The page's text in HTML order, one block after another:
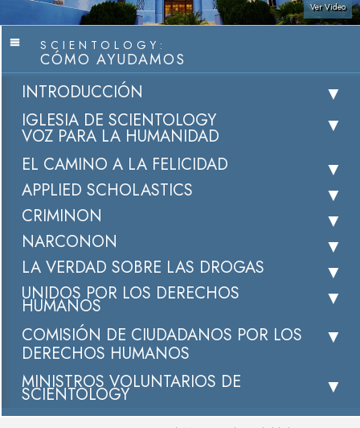
Ver Video
SCIENTOLOGY:
CÓMO AYUDAMOS
INTRODUCCIÓN
IGLESIA DE SCIENTOLOGY
VOZ PARA LA HUMANIDAD
EL CAMINO A LA FELICIDAD
APPLIED SCHOLASTICS
CRIMINON
NARCONON
LA VERDAD SOBRE LAS DROGAS
UNIDOS POR LOS DERECHOS
HUMANOS
COMISIÓN DE CIUDADANOS POR LOS
DERECHOS HUMANOS
MINISTROS VOLUNTARIOS DE
SCIENTOLOGY